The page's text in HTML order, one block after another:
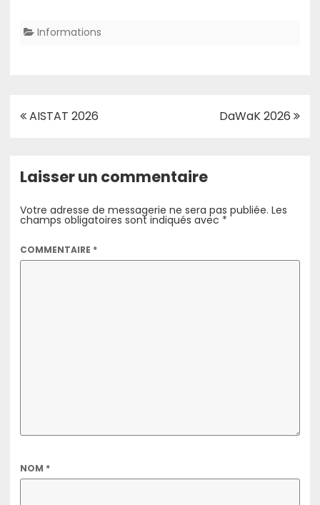
Informations
Navigation
AISTAT 2026 DaWaK 2026
Laisser un commentaire
Votre adresse de messagerie ne sera pas publiée. Les
champs obligatoires sont indiqués avec *
COMMENTAIRE *
NOM *